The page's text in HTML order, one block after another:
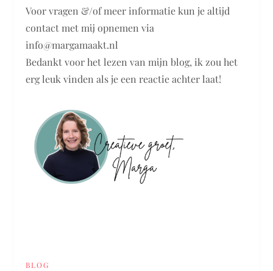
Voor vragen &/of meer informatie kun je altijd
contact met mij opnemen via
info@margamaakt.nl
Bedankt voor het lezen van mijn blog, ik zou het
erg leuk vinden als je een reactie achter laat!
BLOG